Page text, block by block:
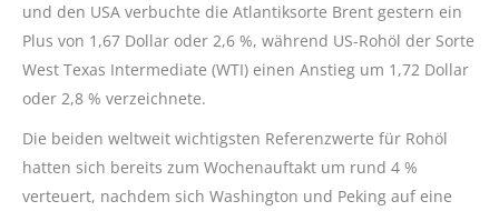
und den USA verbuchte die Atlantiksorte Brent gestern ein
Plus von 1,67 Dollar oder 2,6 %, während US-Rohöl der Sorte
West Texas Intermediate (WTI) einen Anstieg um 1,72 Dollar
oder 2,8 % verzeichnete.
Die beiden weltweit wichtigsten Referenzwerte für Rohöl
hatten sich bereits zum Wochenauftakt um rund 4 %
verteuert, nachdem sich Washington und Peking auf eine